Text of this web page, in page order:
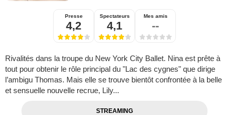
Presse
4,2
Spectateurs
4,1
Mes amis
--
Rivalités dans la troupe du New York City Ballet. Nina est prête à
tout pour obtenir le rôle principal du "Lac des cygnes" que dirige
l’ambigu Thomas. Mais elle se trouve bientôt confrontée à la belle
et sensuelle nouvelle recrue, Lily...
STREAMING